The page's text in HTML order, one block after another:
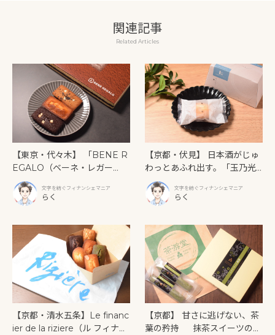
関連記事
Related Articles
【東京・代々木】 「BENE R
EGALO（ベーネ・レガー
ロ）」ティラミス専門店の濃
厚な再現度からキレのある苦
味まで、個性が際立つ3つのフ
文字を紡ぐフィナンシェマニア
らく
【京都・伏見】 日本酒がじゅ
わっとあふれ出す。「玉乃光
酒造」が放つ、大人のための
発酵フィナンシェ
文字を紡ぐフィナンシェマニア
らく
【京都・清水五条】Le financ
ier de la riziere（ル フィナン
【京都】 甘さに逃げない、茶
葉の矜持 抹茶スイーツの原